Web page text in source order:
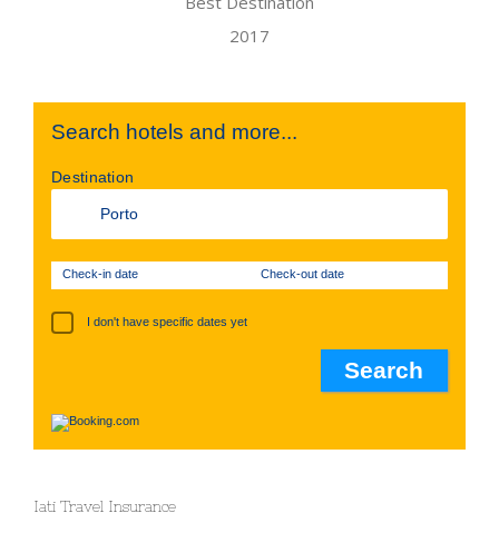
Search hotels and more...
Destination
Check-in date Check-out date
I don't have specific dates yet
Iati Travel Insurance